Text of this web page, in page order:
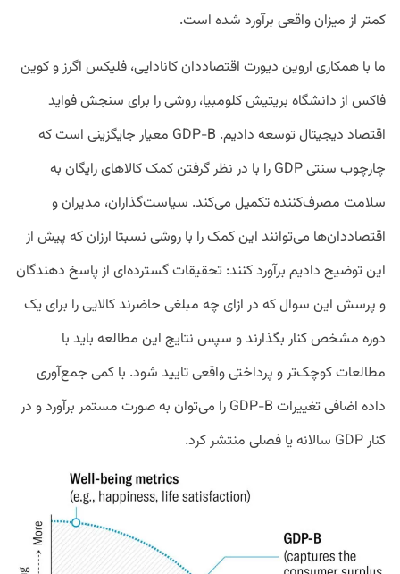
کمتر از میزان واقعی برآورد شده است.
ما با همکاری اروین دیورت اقتصاد‌دان کانادایی، فلیکس اگرز و کوین
فاکس از دانشگاه بریتیش کلومبیا، روشی را برای سنجش فواید
اقتصاد دیجیتال توسعه دادیم. GDP-B معیار جایگزینی است که
چارچوب سنتی GDP را با در نظر گرفتن کمک کالاهای رایگان به
سلامت مصرف‌کننده تکمیل می‌کند. سیاست‌گذاران، مدیران و
اقتصاد‌دان‌ها می‌توانند این کمک را با روشی نسبتا ارزان که پیش از
این توضیح دادیم برآورد کنند: تحقیقات گسترده‌ای از پاسخ دهندگان
و پرسش این سوال که در ازای چه مبلغی حاضرند کالایی را برای یک
دوره مشخص کنار بگذارند و سپس نتایج این مطالعه باید با
مطالعات کوچک‌تر و پرداختی واقعی تایید شود. با کمی جمع‌آوری
داده اضافی تغییرات GDP-B را می‌توان به صورت مستمر برآورد و در
کنار GDP سالانه یا فصلی منتشر کرد.